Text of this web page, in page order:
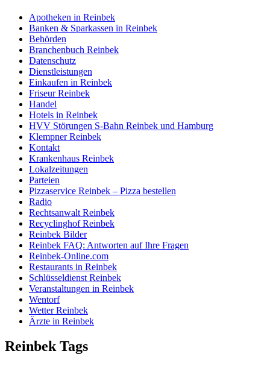
Apotheken in Reinbek
Banken & Sparkassen in Reinbek
Behörden
Branchenbuch Reinbek
Datenschutz
Dienstleistungen
Einkaufen in Reinbek
Friseur Reinbek
Handel
Hotels in Reinbek
HVV Störungen S-Bahn Reinbek und Hamburg
Klempner Reinbek
Kontakt
Krankenhaus Reinbek
Lokalzeitungen
Parteien
Pizzaservice Reinbek – Pizza bestellen
Radio
Rechtsanwalt Reinbek
Recyclinghof Reinbek
Reinbek Bilder
Reinbek FAQ: Antworten auf Ihre Fragen
Reinbek-Online.com
Restaurants in Reinbek
Schlüsseldienst Reinbek
Veranstaltungen in Reinbek
Wentorf
Wetter Reinbek
Ärzte in Reinbek
Reinbek Tags